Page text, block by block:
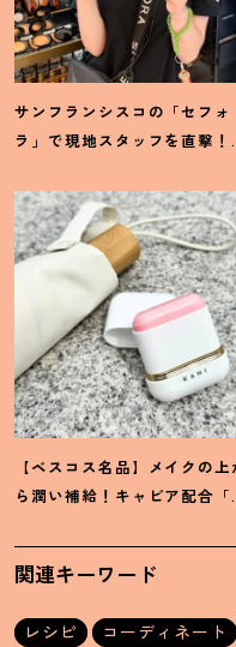
サンフランシスコの「セフォ
ラ」で現地スタッフを直撃 ！
えてください♡
【ベスコス名品】メイクの上
ら潤い補給 ！ キャビア配合「
力
関連キーワード
レシピ コーディネート